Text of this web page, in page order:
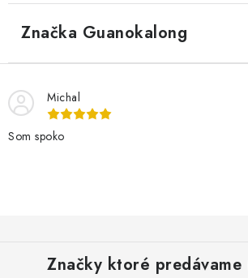
Značka Guanokalong
Michal
Som spoko
Značky ktoré predávame